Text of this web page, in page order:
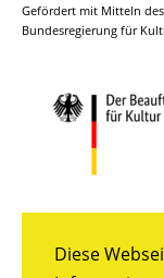
Diese
Gefördert mit Mitteln
Bundesregierung für